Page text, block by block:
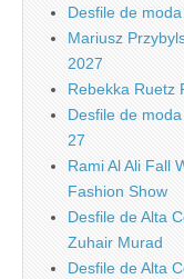
Desfile de
Mariusz
2027
Rebekka Ruetz
Desfile de
27
Rami Al Ali Fall
Fashion Show
Desfile de Alta
Zuhair Murad
Desfile de Alta